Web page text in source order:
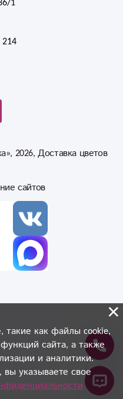
такие как файлы cookie,
сайта, а также
и аналитики.
вы указываете свое
×
2026, Доставка цветов
сайтов